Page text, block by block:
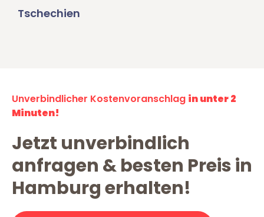
Tschechien
Unverbindlicher Kostenvoranschlag in unter 2
Minuten!
Jetzt unverbindlich
anfragen & besten Preis in
Hamburg erhalten!